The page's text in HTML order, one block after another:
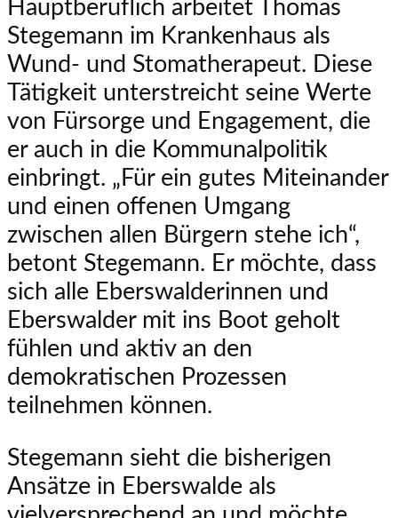
Hauptberuflich arbeitet Thomas
Stegemann im Krankenhaus als
Wund- und Stomatherapeut. Diese
Tätigkeit unterstreicht seine Werte
von Fürsorge und Engagement, die
er auch in die Kommunalpolitik
einbringt. „Für ein gutes Miteinander
und einen offenen Umgang
zwischen allen Bürgern stehe ich“,
betont Stegemann. Er möchte, dass
sich alle Eberswalderinnen und
Eberswalder mit ins Boot geholt
fühlen und aktiv an den
demokratischen Prozessen
teilnehmen können.
Stegemann sieht die bisherigen
Ansätze in Eberswalde als